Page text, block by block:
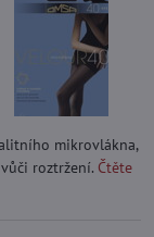
mikrovlákna,
roztržení. Čtěte